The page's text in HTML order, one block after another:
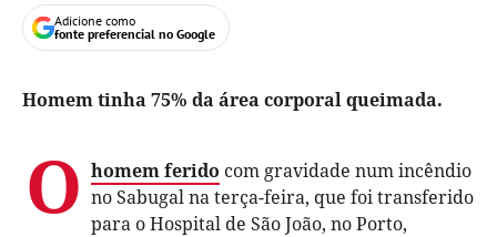
Adicione como
fonte preferencial no Google
Homem tinha 75% da área corporal queimada.
O homem ferido com gravidade num incêndio
no Sabugal na terça-feira, que foi transferido
para o Hospital de São João, no Porto,